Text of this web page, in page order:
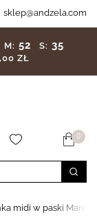
sklep@andzela.com
M: 52 S: 33
ZŁ
0
midi w paski Marine